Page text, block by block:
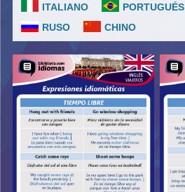
ITALIANO
PORTUGUÉS
RUSO
CHINO